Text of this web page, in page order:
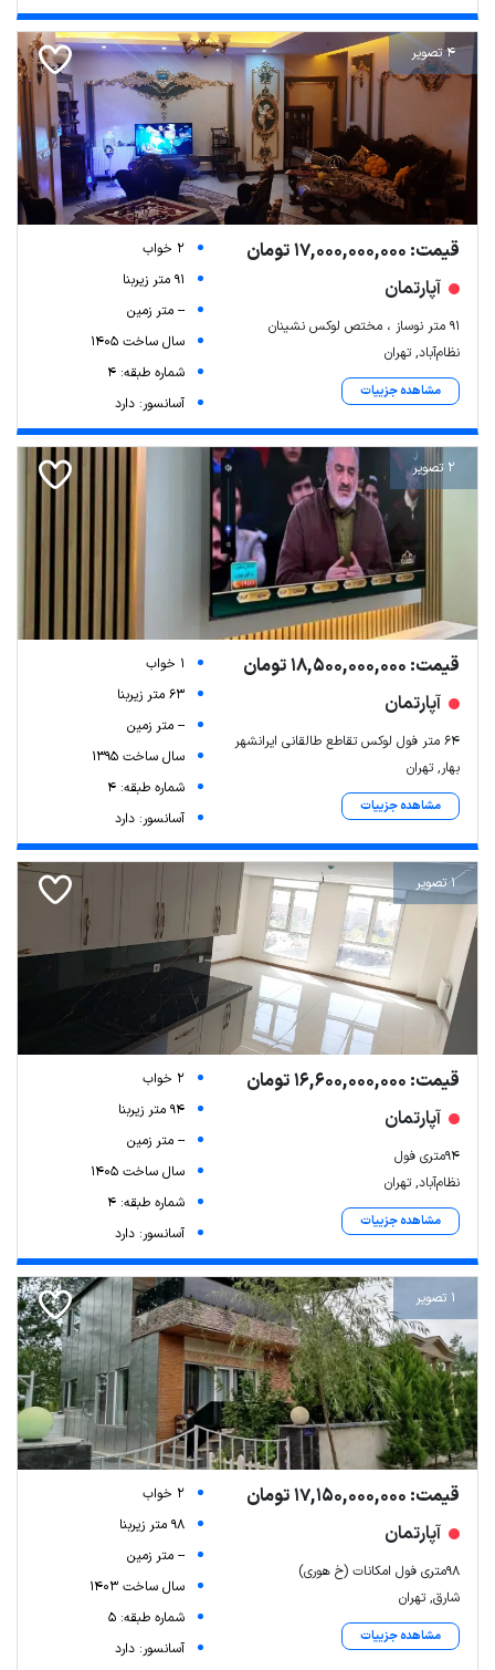
4 تصویر
قیمت: 17,000,000,000 تومان
آپارتمان
۹۱ متر نوساز ، مختص لوکس نشینان
نظام‌آباد, تهران
مشاهده جزییات
2 خواب
91 متر زیربنا
-- متر زمین
سال ساخت 1405
شماره طبقه: 4
آسانسور: دارد
2 تصویر
قیمت: 18,500,000,000 تومان
آپارتمان
۶۴ متر فول لوکس تقاطع طالقانی ایرانشهر
بهار, تهران
مشاهده جزییات
1 خواب
63 متر زیربنا
-- متر زمین
سال ساخت 1395
شماره طبقه: 4
آسانسور: دارد
1 تصویر
قیمت: 16,600,000,000 تومان
آپارتمان
94متری فول
نظام‌آباد, تهران
مشاهده جزییات
2 خواب
94 متر زیربنا
-- متر زمین
سال ساخت 1405
شماره طبقه: 4
آسانسور: دارد
1 تصویر
قیمت: 17,150,000,000 تومان
آپارتمان
۹۸متری فول امکانات (خ هوری)
شارق, تهران
مشاهده جزییات
2 خواب
98 متر زیربنا
-- متر زمین
سال ساخت 1403
شماره طبقه: 5
آسانسور: دارد